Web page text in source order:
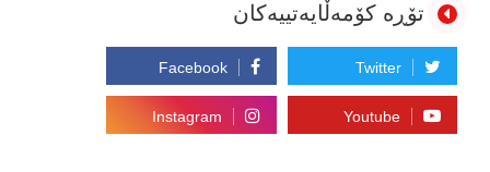
تۆڕە کۆمەڵایەتییەکان